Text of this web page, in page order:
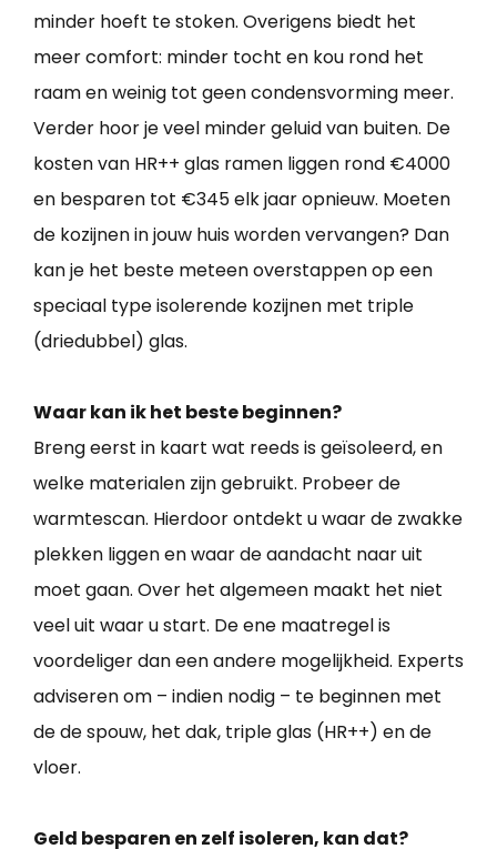
minder hoeft te stoken. Overigens biedt het
meer comfort: minder tocht en kou rond het
raam en weinig tot geen condensvorming meer.
Verder hoor je veel minder geluid van buiten. De
kosten van HR++ glas ramen liggen rond €4000
en besparen tot €345 elk jaar opnieuw. Moeten
de kozijnen in jouw huis worden vervangen? Dan
kan je het beste meteen overstappen op een
speciaal type isolerende kozijnen met triple
(driedubbel) glas.
Waar kan ik het beste beginnen?
Breng eerst in kaart wat reeds is geïsoleerd, en
welke materialen zijn gebruikt. Probeer de
warmtescan. Hierdoor ontdekt u waar de zwakke
plekken liggen en waar de aandacht naar uit
moet gaan. Over het algemeen maakt het niet
veel uit waar u start. De ene maatregel is
voordeliger dan een andere mogelijkheid. Experts
adviseren om – indien nodig – te beginnen met
de de spouw, het dak, triple glas (HR++) en de
vloer.
Geld besparen en zelf isoleren, kan dat?